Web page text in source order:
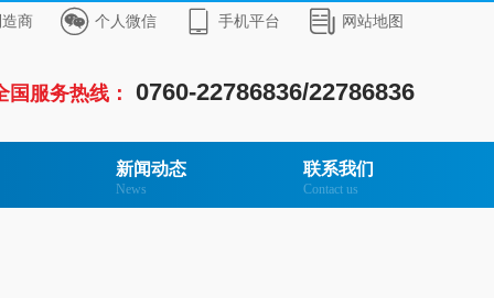
商  个人微信  手机平台  网站地图
国服务热线： 0760-22786836/22786836
新闻动态
News
联系我们
Contact us